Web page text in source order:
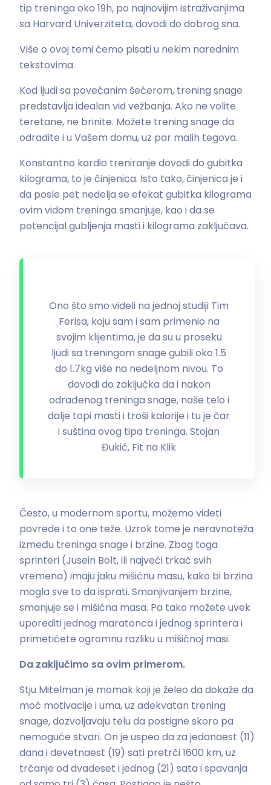
tip treninga oko 19h, po najnovijim istraživanjima
sa Harvard Univerziteta, dovodi do dobrog sna.
Više o ovoj temi ćemo pisati u nekim narednim
tekstovima.
Kod ljudi sa povećanim šećerom, trening snage
predstavlja idealan vid vežbanja. Ako ne volite
teretane, ne brinite. Možete trening snage da
odradite i u Vašem domu, uz par malih tegova.
Konstantno kardio treniranje dovodi do gubitka
kilograma, to je činjenica. Isto tako, činjenica je i
da posle pet nedelja se efekat gubitka kilograma
ovim vidom treninga smanjuje, kao i da se
potencijal gubljenja masti i kilograma zaključava.
Ono što smo videli na jednoj studiji Tim
Ferisa, koju sam i sam primenio na
svojim klijentima, je da su u proseku
ljudi sa treningom snage gubili oko 1.5
do 1.7kg više na nedeljnom nivou. To
dovodi do zaključka da i nakon
odrađenog treninga snage, naše telo i
dalje topi masti i troši kalorije i tu je čar
i suština ovog tipa treninga. Stojan
Đukić, Fit na Klik
Često, u modernom sportu, možemo videti
povrede i to one teže. Uzrok tome je neravnoteža
između treninga snage i brzine. Zbog toga
sprinteri (Jusein Bolt, ili najveći trkač svih
vremena) imaju jaku mišićnu masu, kako bi brzina
mogla sve to da isprati. Smanjivanjem brzine,
smanjuje se i mišićna masa. Pa tako možete uvek
uporediti jednog maratonca i jednog sprintera i
primetićete ogromnu razliku u mišićnoj masi.
Da zaključimo sa ovim primerom.
Stju Mitelman je momak koji je želeo da dokaže da
moć motivacije i uma, uz adekvatan trening
snage, dozvoljavaju telu da postigne skoro pa
nemoguće stvari. On je uspeo da za jedanaest (11)
dana i devetnaest (19) sati pretrči 1600 km, uz
trčanje od dvadeset i jednog (21) sata i spavanja